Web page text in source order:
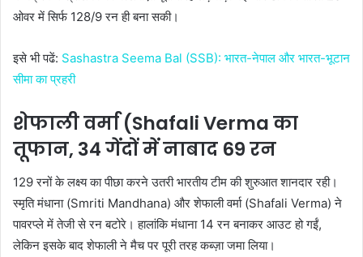
ओवर में सिर्फ 128/9 रन ही बना सकी।
इसे भी पढें: Sashastra Seema Bal (SSB): भारत-नेपाल और भारत-भूटान
सीमा का प्रहरी
शेफाली वर्मा (Shafali Verma का
तूफान, 34 गेंदों में नाबाद 69 रन
129 रनों के लक्ष्य का पीछा करने उतरी भारतीय टीम की शुरुआत शानदार रही।
स्मृति मंधाना (Smriti Mandhana) और शेफाली वर्मा (Shafali Verma) ने
पावरप्ले में तेजी से रन बटोरे। हालांकि मंधाना 14 रन बनाकर आउट हो गईं,
लेकिन इसके बाद शेफाली ने मैच पर पूरी तरह कब्ज़ा जमा लिया।